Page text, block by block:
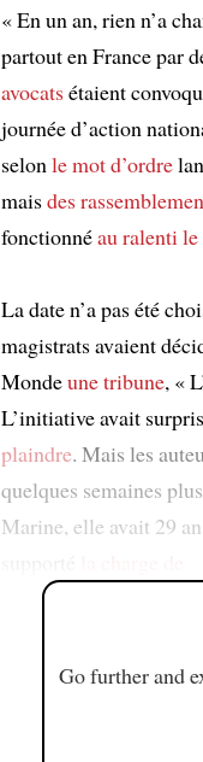
« En un an, rien n’a
partout en France par
avocatsétaient
journée d’action
selon le mot d’ordre
maisdes
fonctionnéau ralenti le
La date n’a pas été
magistrats avaient
Mondeune tribune, «
L’initiative avait
plaindre. Mais les
quelques semaines
Marine, elle avait 29
Go further and